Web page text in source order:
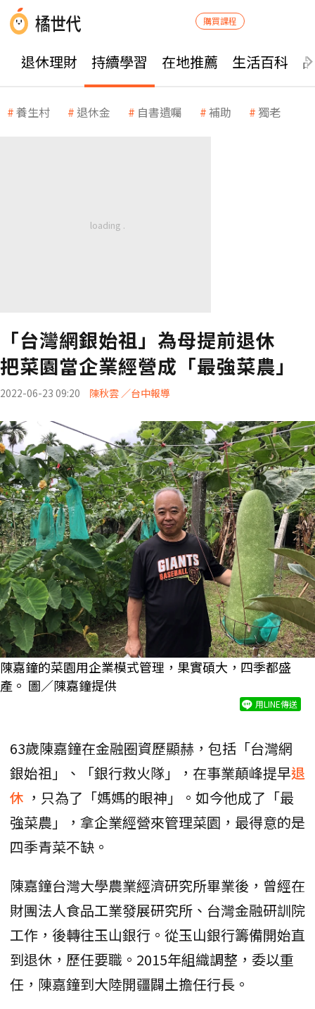
購買課程
退休理財 持續學習 在地推薦 生活百科
養生村 退休金 自書遺囑 補助 獨老
「台灣網銀始祖」為母提前退休
把菜園當企業經營成「最強菜農」
2022-06-23 09:20 陳秋雲 ／台中報導
陳嘉鐘的菜園用企業模式管理，果實碩大，四季都盛
產。 圖／陳嘉鐘提供
用LINE傳送
63歲陳嘉鐘在金融圈資歷顯赫，包括「台灣網
銀始祖」、「銀行救火隊」，在事業顛峰提早退
休 ，只為了「媽媽的眼神」。如今他成了「最
強菜農」，拿企業經營來管理菜園，最得意的是
四季青菜不缺。
陳嘉鐘台灣大學農業經濟研究所畢業後，曾經在
財團法人食品工業發展研究所、台灣金融研訓院
工作，後轉往玉山銀行。從玉山銀行籌備開始直
到退休，歷任要職。2015年組織調整，委以重
任，陳嘉鐘到大陸開疆闢土擔任行長。